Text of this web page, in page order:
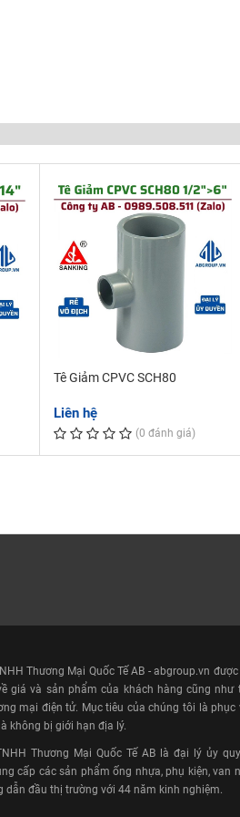
Tê Giảm CPVC SCH80
Liên hệ
(0 đánh giá)
Thương Mại Quốc Tế AB - abgroup.vn
giá và sản phẩm của khách hàng cũng
mại điện tử. Mục tiêu của chúng tôi là
không bị giới hạn địa lý.
Thương Mại Quốc Tế AB là đại lý ủy
cấp các sản phẩm ống nhựa, phụ kiện, van
dẫn đầu thị trường với 44 năm kinh nghiệm.